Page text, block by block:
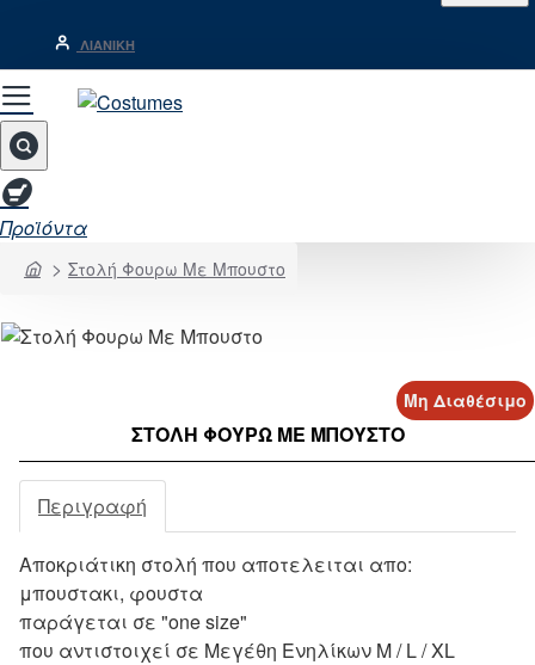
ΛΙΑΝΙΚΉ
Προϊόντα
homeΣτολή Φουρω Με Μπουστο
Μη Διαθέσιμο
ΣΤΟΛΉ ΦΟΥΡΩ ΜΕ ΜΠΟΥΣΤΟ
Περιγραφή
Αποκριάτικη στολή που αποτελειται απο:
μπουστακι, φουστα
παράγεται σε "one size"
που αντιστοιχεί σε Μεγέθη Ενηλίκων M / L / XL